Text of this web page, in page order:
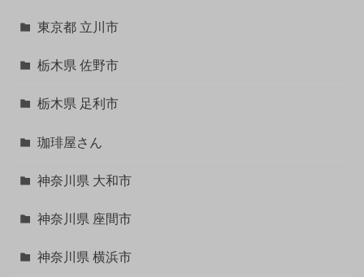
東京都 立川市
栃木県 佐野市
栃木県 足利市
珈琲屋さん
神奈川県 大和市
神奈川県 座間市
神奈川県 横浜市